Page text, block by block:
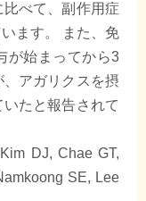
べて、副作用症
ます。 また、免
が始まってから3
アガリクスを摂
たと報告されて
DJ, Chae GT,
SE, Lee